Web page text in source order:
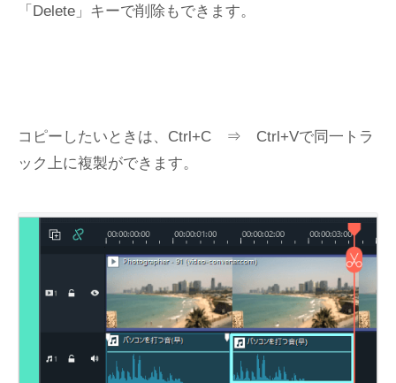
「Delete」キーで削除もできます。
コピーしたいときは、Ctrl+C ⇒ Ctrl+Vで同一トラ
ック上に複製ができます。